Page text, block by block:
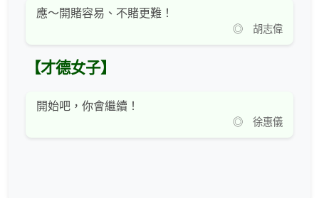
應～開賭容易、不賭更難！
◎ 胡志偉
【才德女子】
開始吧，你會繼續！
◎ 徐惠儀